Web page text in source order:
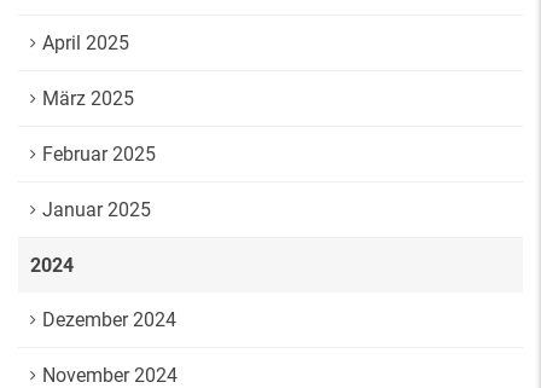
April 2025
März 2025
Februar 2025
Januar 2025
2024
Dezember 2024
November 2024